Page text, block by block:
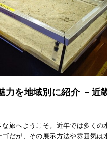
力を地域別に紹介 －近
旅へようこそ。近年では多くの
だが、その展示方法や雰囲気は